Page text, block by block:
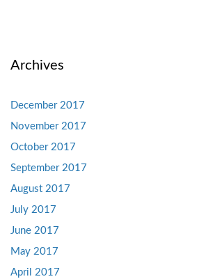
Archives
December 2017
November 2017
October 2017
September 2017
August 2017
July 2017
June 2017
May 2017
April 2017